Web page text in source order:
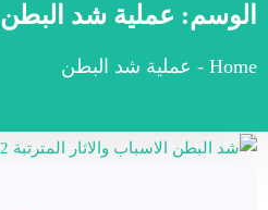
الوسم: عملية شد البطن
Home
- عملية شد البطن